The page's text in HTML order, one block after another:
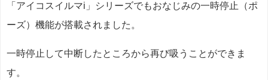
「アイコスイルマi」シリーズでもおなじみの一時停止（ポ
ーズ）機能が搭載されました。
一時停止して中断したところから再び吸うことができま
す。